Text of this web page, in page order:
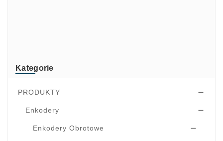
Kategorie
PRODUKTY 
Enkodery 
Enkodery Obrotowe 